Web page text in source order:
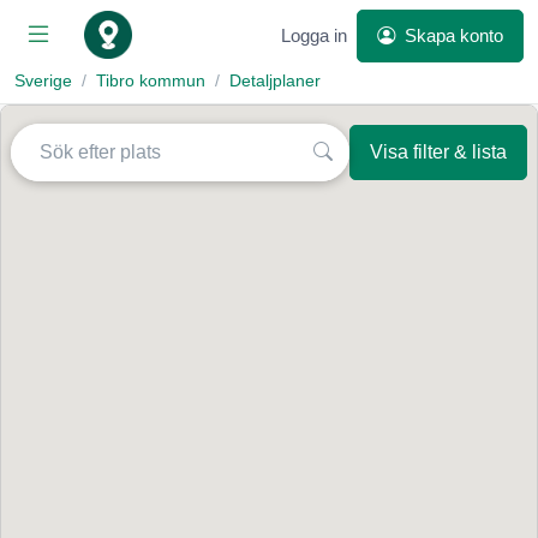
Logga in Skapa konto
Sverige Tibro kommun Detaljplaner
Visa filter & lista